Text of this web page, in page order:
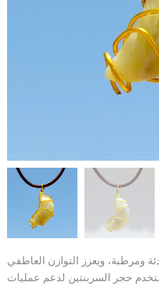
ومرطبة، ويعزز التوازن العاطفي
حجر السربنتين لدعم عمليات